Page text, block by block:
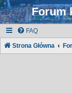
Forum
FAQ
Strona Główna